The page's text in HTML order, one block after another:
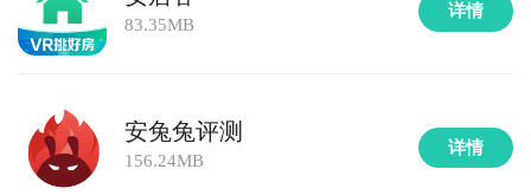
83.35MB
详情
安兔兔评测
156.24MB
详情